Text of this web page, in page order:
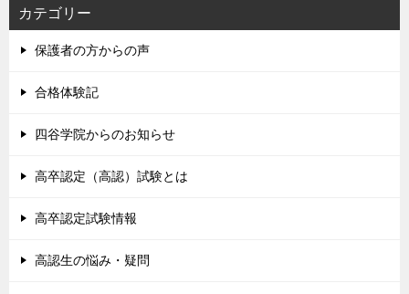
カテゴリー
保護者の方からの声
合格体験記
四谷学院からのお知らせ
高卒認定（高認）試験とは
高卒認定試験情報
高認生の悩み・疑問